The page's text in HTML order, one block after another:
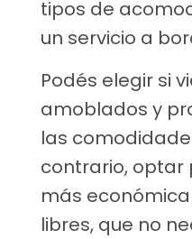
tipos de
un servicio a
Podés elegir si
amoblados y
las
contrario, optar
más
libres, que no